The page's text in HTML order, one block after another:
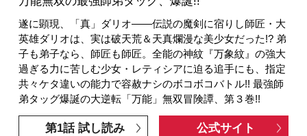
遂に顕現、「真」ダリオ――伝説の魔剣に宿りし師匠・大
英雄ダリオは、実は破天荒＆天真爛漫な美少女だった!? 弟
子も弟子なら、師匠も師匠。全能の神紋『万象紋』の強大
過ぎる力に苦しむ少女・レティシアに迫る追手にも、指定
共々ケタ違いの能力で容赦ナシのボコボコバトル!! 最強師
弟タッグ爆誕の大逆転「万能」無双冒険譚、第３巻!!
第1話 試し読み 公式サイト